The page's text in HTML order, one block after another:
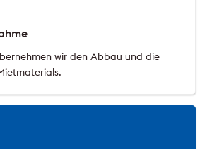
wir den Abbau und die